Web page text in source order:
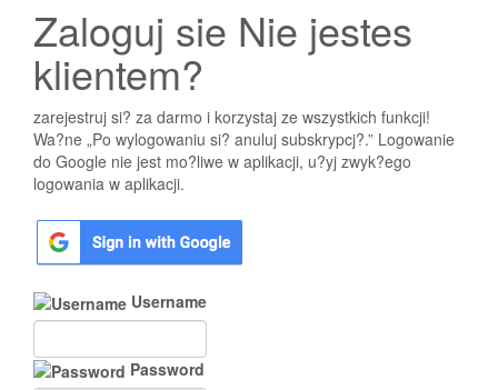
Zaloguj sie Nie jestes
klientem?
zarejestruj si? za darmo i korzystaj ze wszystkich funkcji!
Wa?ne „Po wylogowaniu si? anuluj subskrypcj?.” Logowanie
do Google nie jest mo?liwe w aplikacji, u?yj zwyk?ego
logowania w aplikacji.
Username
Password